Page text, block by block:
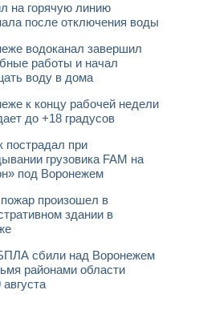
на горячую линию
после отключения воды
водоканал завершил
работы и начал
воду в дома
к концу рабочей недели
до +18 градусов
пострадал при
грузовика FAM на
под Воронежем
произошел в
здании в
сбили над Воронежем
районами области